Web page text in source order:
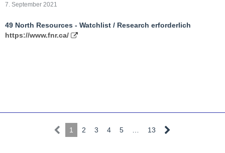
7. September 2021
49 North Resources - Watchlist / Research erforderlich
https://www.fnr.ca/
1 2 3 4 5 13